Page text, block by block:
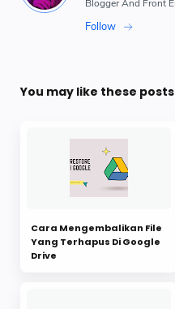
You may like these posts
Cara Mengembalikan File
Yang Terhapus Di Google
Drive